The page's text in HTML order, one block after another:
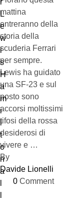
mattina
entreranno della
storia della
scuderia Ferrari
per sempre.
Lewis ha guidato
una SF-23 e sul
posto sono
accorsi moltissimi
tifosi della rossa
desiderosi di
vivere e …
By
Davide Lionelli
0 Comment